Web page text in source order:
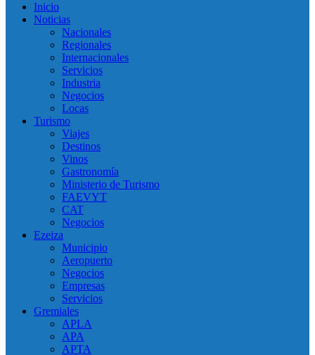
Inicio
Noticias
Nacionales
Regionales
Internacionales
Servicios
Industria
Negocios
Locas
Turismo
Viajes
Destinos
Vinos
Gastronomía
Ministerio de Turismo
FAEVYT
CAT
Negocios
Ezeiza
Municipio
Aeropuerto
Negocios
Empresas
Servicios
Gremiales
APLA
APA
APTA